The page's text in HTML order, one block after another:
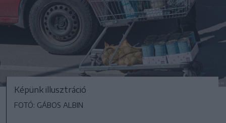
Képünk illusztráció
FOTÓ: GÁBOS ALBIN